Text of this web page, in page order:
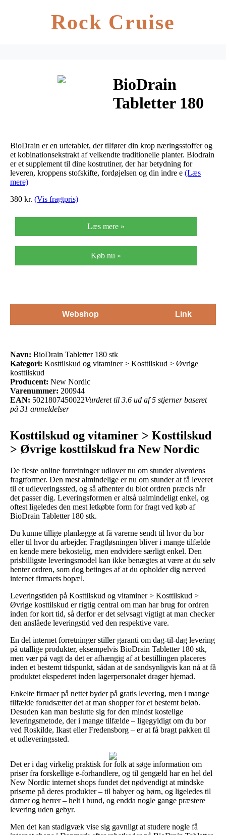
Rock Cruise
BioDrain
Tabletter 180
BioDrain er en urtetablet, der tilfører din krop næringsstoffer og
et kobinationsekstrakt af velkendte traditionelle planter. Biodrain
er et supplement til dine kostrutiner, der har betydning for
leveren, kroppens stofskifte, fordøjelsen og din indre e (Læs
mere)
380 kr. (Vis fragtpris)
Læs mere »
Køb nu »
Webshop Link
Navn: BioDrain Tabletter 180 stk
Kategori: Kosttilskud og vitaminer > Kosttilskud > Øvrige
kosttilskud
Producent: New Nordic
Varenummer: 200944
EAN: 5021807450022Vurderet til 3.6 ud af 5 stjerner baseret
på 31 anmeldelser
Kosttilskud og vitaminer > Kosttilskud
> Øvrige kosttilskud fra New Nordic
De fleste online forretninger udlover nu om stunder alverdens
fragtformer. Den mest almindelige er nu om stunder at få leveret
til et udleveringssted, og så afhenter du blot ordren præcis når
det passer dig. Leveringsformen er altså ualmindeligt enkel, og
oftest ligeledes den mest letkøbte form for fragt ved køb af
BioDrain Tabletter 180 stk.
Du kunne tillige planlægge at få varerne sendt til hvor du bor
eller til hvor du arbejder. Fragtløsningen bliver i mange tilfælde
en kende mere bekostelig, men endvidere særligt enkel. Den
prisbilligste leveringsmodel kan ikke benægtes at være at du selv
henter ordren, som dog betinges af at du opholder dig nærved
internet firmaets bopæl.
Leveringstiden på Kosttilskud og vitaminer > Kosttilskud >
Øvrige kosttilskud er rigtig central om man har brug for ordren
inden for kort tid, så derfor er det selvsagt vigtigt at man checker
den anslåede leveringstid ved den respektive vare.
En del internet forretninger stiller garanti om dag-til-dag levering
på utallige produkter, eksempelvis BioDrain Tabletter 180 stk,
men vær på vagt da det er afhængig af at bestillingen placeres
inden et bestemt tidspunkt, sådan at de sandsynligvis kan nå at få
produktet ekspederet inden lagerpersonalet drager hjemad.
Enkelte firmaer på nettet byder på gratis levering, men i mange
tilfælde forudsætter det at man shopper for et bestemt beløb.
Desuden kan man beslutte sig for den mindst kostelige
leveringsmetode, der i mange tilfælde – ligegyldigt om du bor
ved Roskilde, Ikast eller Fredensborg – er at få bragt pakken til
et udleveringssted.
Det er i dag virkelig praktisk for folk at søge information om
priser fra forskellige e-forhandlere, og til gengæld har en hel del
New Nordic internet shops fundet det nødvendigt at mindske
priserne på deres produkter – til babyer og børn, og ligeledes til
damer og herrer – helt i bund, og endda nogle gange præstere
levering uden gebyr.
Men det kan stadigvæk vise sig gavnligt at studere nogle få